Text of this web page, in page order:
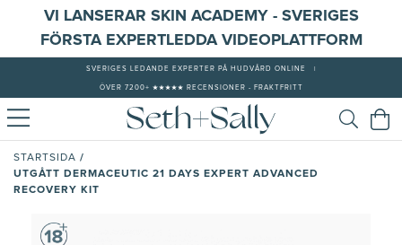
VI LANSERAR SKIN ACADEMY - SVERIGES
FÖRSTA EXPERTLEDDA VIDEOPLATTFORM
SVERIGES LEDANDE EXPERTER PÅ HUDVÅRD ONLINE
ÖVER 7200+ ★★★★★ RECENSIONER - FRAKTFRITT
STARTSIDA /
UTGÅTT DERMACEUTIC 21 DAYS EXPERT ADVANCED
RECOVERY KIT